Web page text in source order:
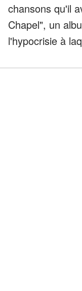
chansons qu'il
Chapel", un
l'hypocrisie à